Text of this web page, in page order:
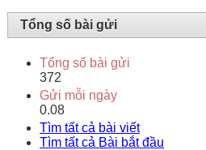
Tổng số bài gửi
Tổng số bài gửi
372
Gửi mỗi ngày
0.08
Tìm tất cả bài viết
Tìm tất cả Bài bắt đầu